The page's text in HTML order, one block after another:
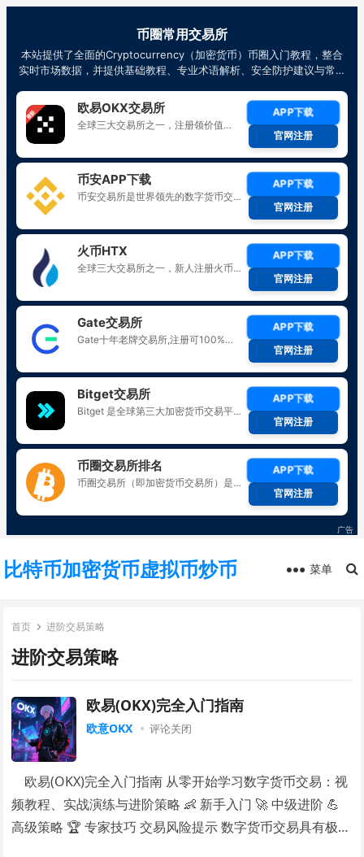
比特币加密货币虚拟币炒币 菜单
首页 进阶交易策略
进阶交易策略
欧易(OKX)完全入门指南
欧意OKX 评论关闭
欧易(OKX)完全入门指南 从零开始学习数字货币交易：视
频教程、实战演练与进阶策略 👶 新手入门 🚀 中级进阶 💪
高级策略 🏆 专家技巧 交易风险提示 数字货币交易具有极…